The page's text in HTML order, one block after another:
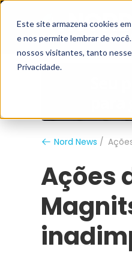
Este site armazena cookies
e nos permite lembrar de
nossos visitantes, tanto
Privacidade.
Nord News
Ações